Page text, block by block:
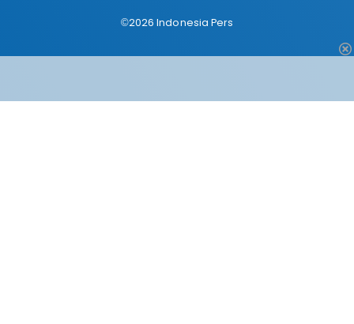
©2026 Indonesia Pers